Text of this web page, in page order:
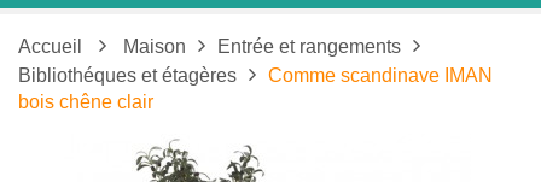
Accueil Maison
Entrée et rangements
Bibliothéques et étagères
Comme scandinave IMAN
bois chêne clair